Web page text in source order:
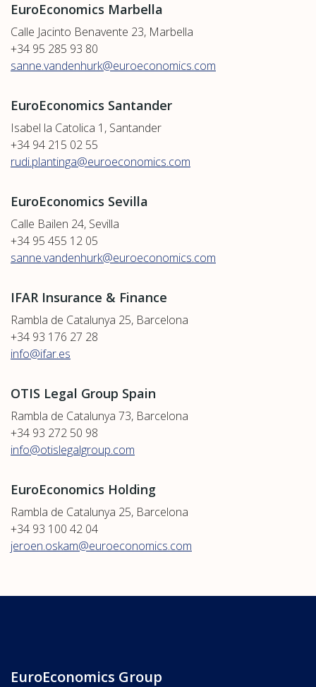
EuroEconomics Marbella
Calle Jacinto Benavente 23, Marbella
+34 95 285 93 80
sanne.vandenhurk@euroeconomics.com
EuroEconomics Santander
Isabel la Catolica 1, Santander
+34 94 215 02 55
rudi.plantinga@euroeconomics.com
EuroEconomics Sevilla
Calle Bailen 24, Sevilla
+34 95 455 12 05
sanne.vandenhurk@euroeconomics.com
IFAR Insurance & Finance
Rambla de Catalunya 25, Barcelona
+34 93 176 27 28
info@ifar.es
OTIS Legal Group Spain
Rambla de Catalunya 73, Barcelona
+34 93 272 50 98
info@otislegalgroup.com
EuroEconomics Holding
Rambla de Catalunya 25, Barcelona
+34 93 100 42 04
jeroen.oskam@euroeconomics.com
EuroEconomics Group